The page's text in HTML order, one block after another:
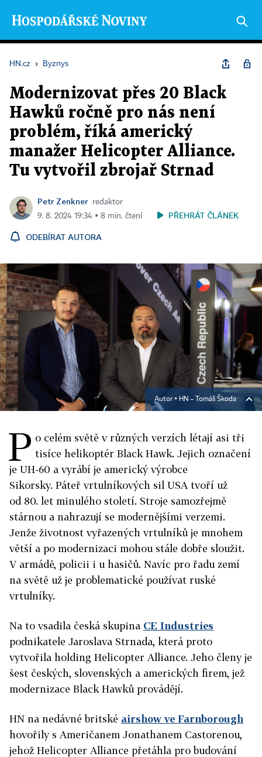
HN.cz › Byznys
Modernizovat přes 20 Black
Hawků ročně pro nás není
problém, říká americký
manažer Helicopter Alliance.
Tu vytvořil zbrojař Strnad
Petr Zenkner
redaktor
9. 8. 2024 19:34 ▪ 8 min. čtení
PŘEHRÁT ČLÁNEK
ODEBÍRAT AUTORA
Autor ▪ HN – Tomáš Škoda
P o celém světě v různých verzích létají asi tři
tisíce helikoptér Black Hawk. Jejich označení
je UH-60 a vyrábí je americký výrobce
Sikorsky. Páteř vrtulníkových sil USA tvoří už
od 80. let minulého století. Stroje samozřejmě
stárnou a nahrazují se modernějšími verzemi.
Jenže životnost vyřazených vrtulníků je mnohem
větší a po modernizaci mohou stále dobře sloužit.
V armádě, policii i u hasičů. Navíc pro řadu zemí
na světě už je problematické používat ruské
vrtulníky.
Na to vsadila česká skupina CE Industries
podnikatele Jaroslava Strnada, která proto
vytvořila holding Helicopter Alliance. Jeho členy je
šest českých, slovenských a amerických firem, jež
modernizace Black Hawků provádějí.
HN na nedávné britské airshow ve Farnborough
hovořily s Američanem Jonathanem Castorenou,
jehož Helicopter Alliance přetáhla pro budování